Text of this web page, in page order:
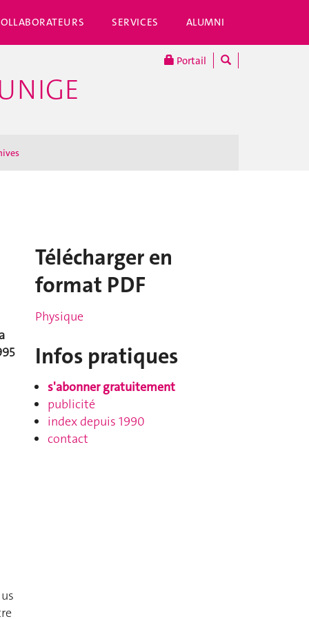
SERVICES ALUMNI
Portail
Télécharger en
format PDF
Physique
Infos pratiques
s'abonner gratuitement
publicité
index depuis 1990
contact